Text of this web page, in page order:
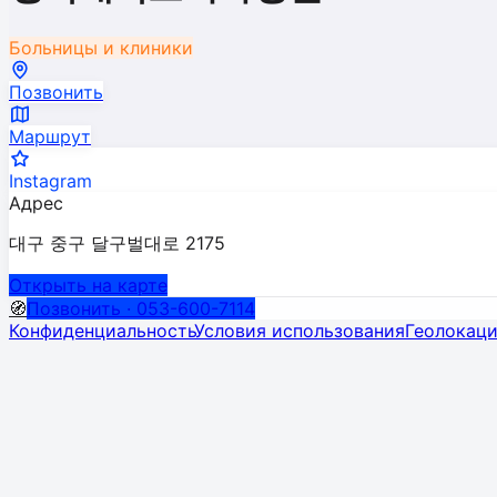
Больницы и клиники
Позвонить
Маршрут
Instagram
Адрес
대구 중구 달구벌대로 2175
Открыть на карте
🧭Позвонить · 053-600-7114
КонфиденциальностьУсловия использования